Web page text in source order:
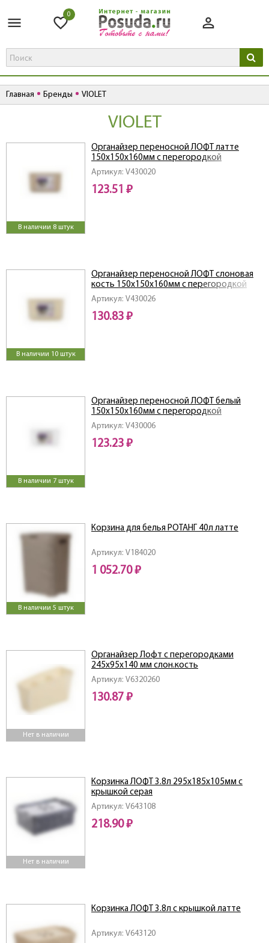
0
Главная Бренды VIOLET
VIOLET
В наличии 8 штук
Артикул: V430020
Органайзер переносной ЛОФТ латте
150х150х160мм с перегородкой
123.51 ₽
В наличии 10 штук
Артикул: V430026
Органайзер переносной ЛОФТ слоновая
кость 150х150х160мм с перегородкой
130.83 ₽
В наличии 7 штук
Артикул: V430006
Органайзер переносной ЛОФТ белый
150х150х160мм с перегородкой
123.23 ₽
В наличии 5 штук
Артикул: V184020
Корзина для белья РОТАНГ 40л латте
1 052.70 ₽
Нет в наличии
Артикул: V6320260
Органайзер Лофт с перегородками
245х95х140 мм слон.кость
130.87 ₽
Нет в наличии
Артикул: V643108
Корзинка ЛОФТ 3.8л 295х185х105мм с
крышкой серая
218.90 ₽
Артикул: V643120
Корзинка ЛОФТ 3.8л с крышкой латте